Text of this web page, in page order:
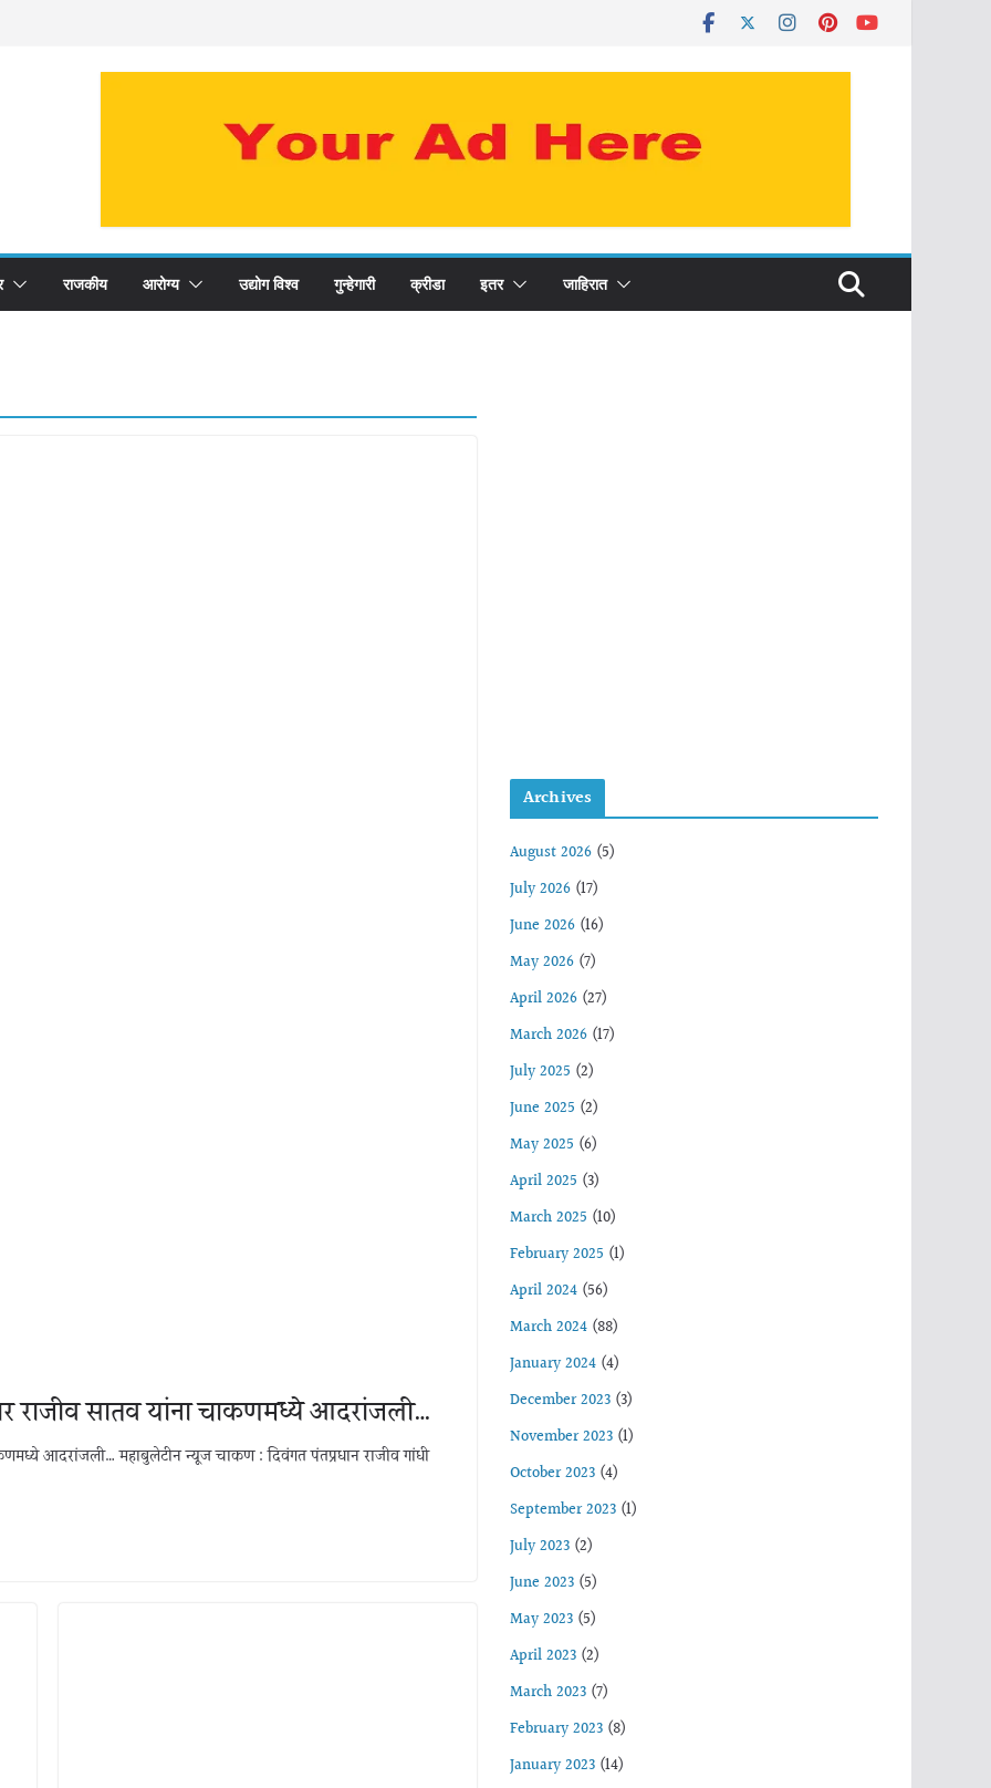
राजकीय आरोग्य उद्योग विश्व गुन्हेगारी क्रीडा इतर जाहिरात
राजीव सातव यांना चाकणमध्ये आदरांजली…
आदरांजली… महाबुलेटीन न्यूज चाकण : दिवंगत पंतप्रधान राजीव गांधी
Archives
August 2026 (5)
July 2026 (17)
June 2026 (16)
May 2026 (7)
April 2026 (27)
March 2026 (17)
July 2025 (2)
June 2025 (2)
May 2025 (6)
April 2025 (3)
March 2025 (10)
February 2025 (1)
April 2024 (56)
March 2024 (88)
January 2024 (4)
December 2023 (3)
November 2023 (1)
October 2023 (4)
September 2023 (1)
July 2023 (2)
June 2023 (5)
May 2023 (5)
April 2023 (2)
March 2023 (7)
February 2023 (8)
January 2023 (14)